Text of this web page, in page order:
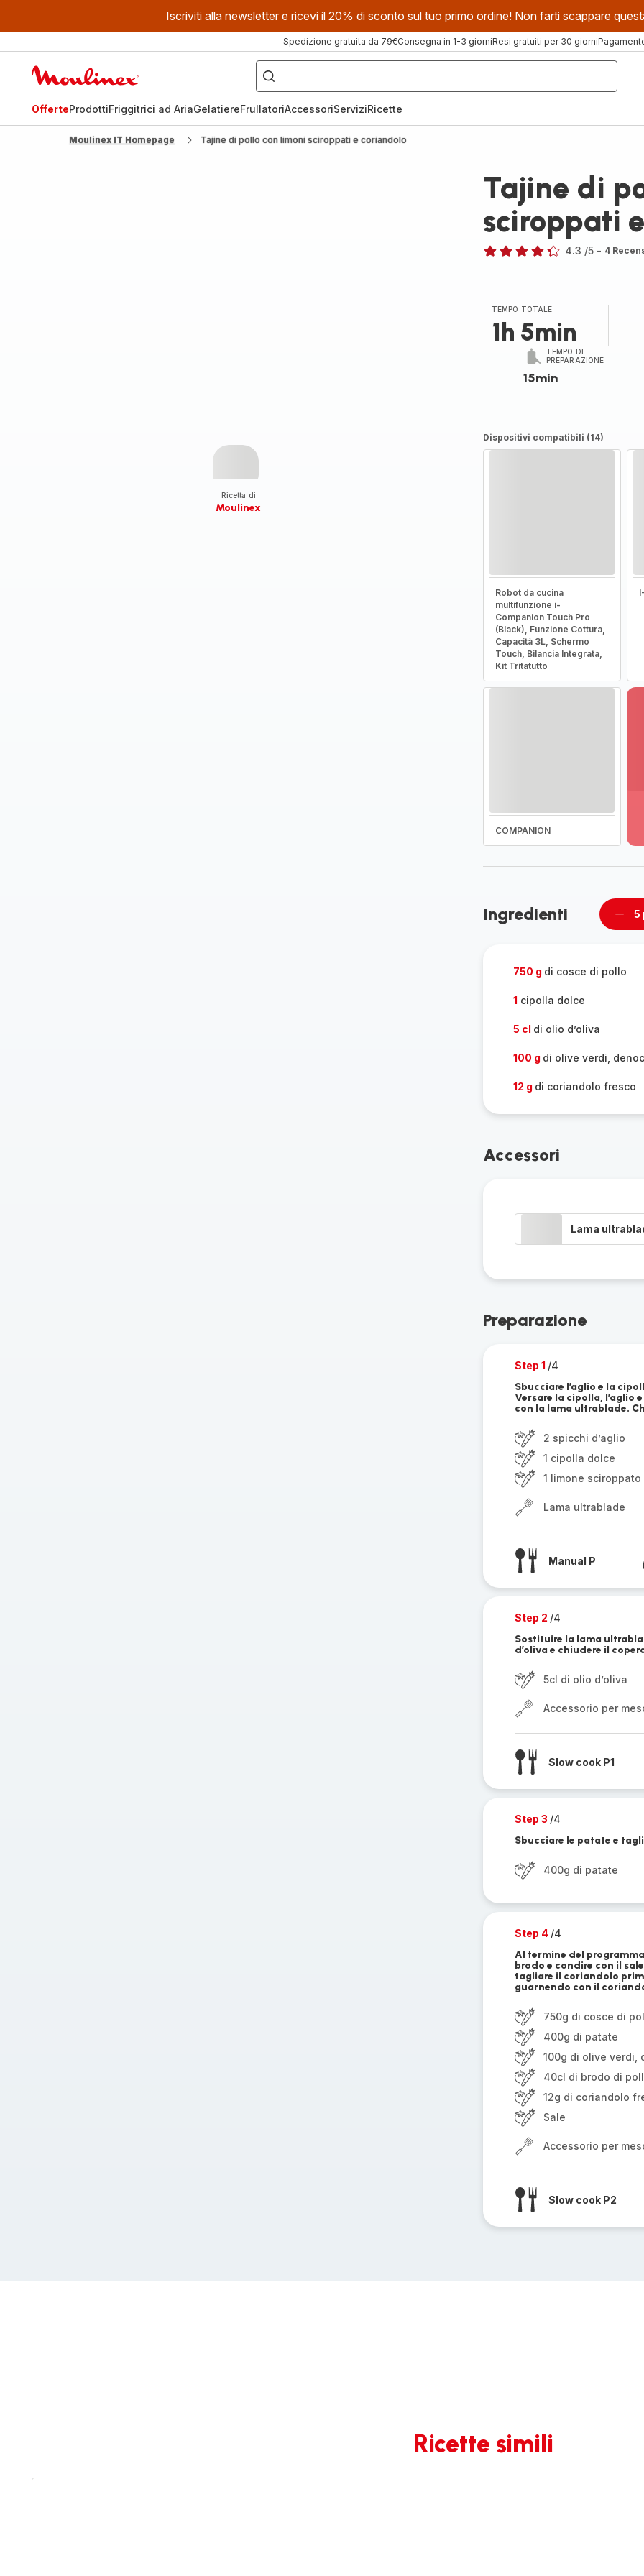
Iscriviti alla newsletter e ricevi il 20% di sconto sul tuo primo ordine! Non farti scappare
Spedizione gratuita da 79€Consegna in 1-3 giorniResi gratuiti per 30 giorni
Cosa
stai
cercando?
OfferteProdottiFriggitrici ad AriaGelatiereFrullatoriAccessoriServiziRicette
Moulinex IT Homepage Tajine di pollo con limoni sciroppati e coriandolo
Ricetta di
Moulinex
Tajine di
sciroppati
4.3 /5 - 4
TEMPO TOTALE
1h 5min
TEMPO DI
PREPARAZIONE
15min
Dispositivi compatibili (14)
Robot da cucina
multifunzione i-
Companion Touch Pro
(Black), Funzione Cottura,
Capacità 3L, Schermo
Touch, Bilancia Integrata,
Kit Tritatutto
COMPANION
-
Ingredienti 5
750 g di cosce di pollo
1 cipolla dolce
5 cl di olio d’oliva
100 g di olive verdi,
12 g di coriandolo fresco
Accessori
Lama
Preparazione
Step 1 /4
Sbucciare l’aglio e la
Versare la cipolla, l’aglio
con la lama ultrablade.
2 spicchi d’aglio
1 cipolla dolce
1 limone sciroppato
Lama ultrablade
Manual P
Step 2 /4
Sostituire la lama
d’oliva e chiudere il
5cl di olio d’oliva
Accessorio per
Slow cook P1
Step 3 /4
Sbucciare le patate e
400g di patate
Step 4 /4
Al termine del
brodo e condire con il
tagliare il coriandolo
guarnendo con il
750g di cosce di
400g di patate
100g di olive verdi,
40cl di brodo di
12g di coriandolo
Sale
Accessorio per
Slow cook P2
Ricette simili